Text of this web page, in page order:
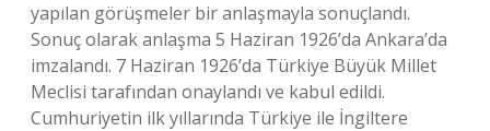
yapılan görüşmeler bir anlaşmayla sonuçlandı.
Sonuç olarak anlaşma 5 Haziran 1926’da Ankara’da
imzalandı. 7 Haziran 1926’da Türkiye Büyük Millet
Meclisi tarafından onaylandı ve kabul edildi.
Cumhuriyetin ilk yıllarında Türkiye ile İngiltere